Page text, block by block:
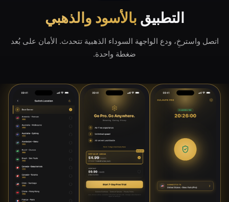
التطبيق بالأسود والذهبي
اتصل واسترخِ، ودع الواجهة السوداء الذهبية تتحدث. الأمان على بُعد
ضغطة واحدة.